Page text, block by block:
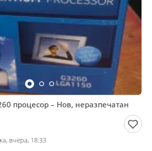
процесор – Нов, неразпечатан
вчера, 18:33